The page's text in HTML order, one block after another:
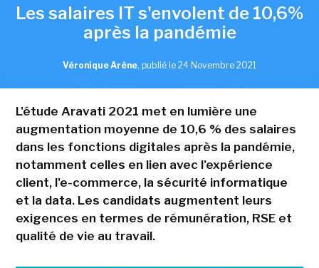
Les salaires IT s'envolent de 10,6%
après la pandémie
Véronique Arène, publié le 24 Novembre 2021
L'étude Aravati 2021 met en lumière une
augmentation moyenne de 10,6 % des salaires
dans les fonctions digitales après la pandémie,
notamment celles en lien avec l'expérience
client, l'e-commerce, la sécurité informatique
et la data. Les candidats augmentent leurs
exigences en termes de rémunération, RSE et
qualité de vie au travail.